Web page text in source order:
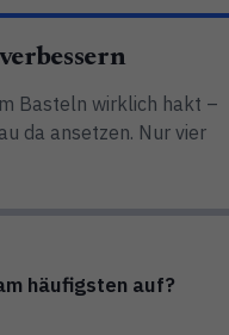
Basteln wirklich hakt –
da ansetzen. Nur vier
häufigsten auf?